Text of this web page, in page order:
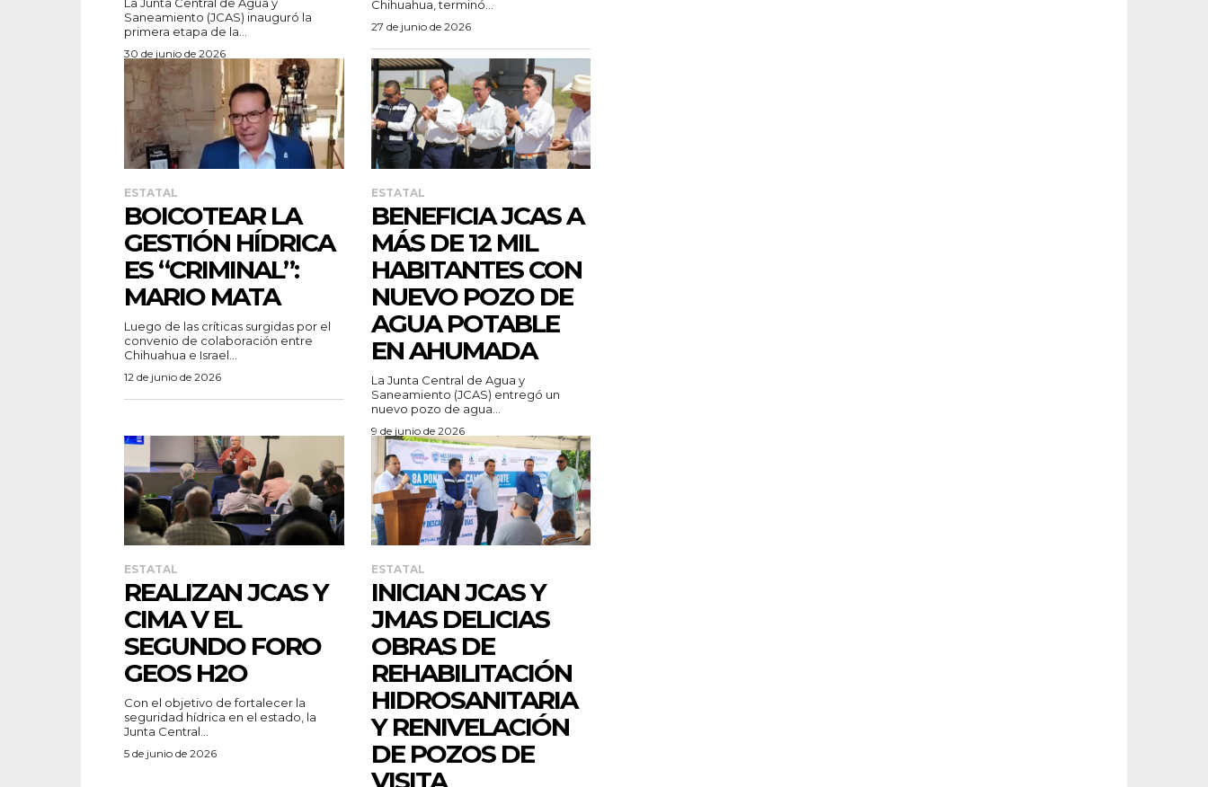
La Junta Central de Agua y
Saneamiento (JCAS) inauguró la
primera etapa de la...
30 de junio de 2026
Chihuahua, terminó...
27 de junio de 2026
ESTATAL
BOICOTEAR LA
GESTIÓN HÍDRICA
ES “CRIMINAL”:
MARIO MATA
Luego de las críticas surgidas por el
convenio de colaboración entre
Chihuahua e Israel...
12 de junio de 2026
ESTATAL
BENEFICIA JCAS A
MÁS DE 12 MIL
HABITANTES CON
NUEVO POZO DE
AGUA POTABLE
EN AHUMADA
La Junta Central de Agua y
Saneamiento (JCAS) entregó un
nuevo pozo de agua...
9 de junio de 2026
ESTATAL
REALIZAN JCAS Y
CIMA V EL
SEGUNDO FORO
GEOS H2O
Con el objetivo de fortalecer la
seguridad hídrica en el estado, la
Junta Central...
5 de junio de 2026
ESTATAL
INICIAN JCAS Y
JMAS DELICIAS
OBRAS DE
REHABILITACIÓN
HIDROSANITARIA
Y RENIVELACIÓN
DE POZOS DE
VISITA